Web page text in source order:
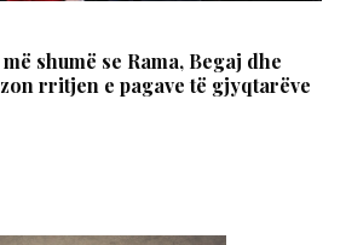
shumë se Rama, Begaj dhe
rritjen e pagave të gjyqtarëve